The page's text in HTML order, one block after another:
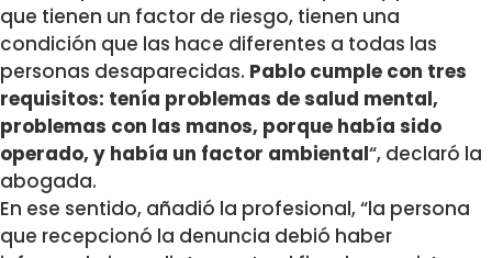
que tienen un factor de riesgo, tienen una
condición que las hace diferentes a todas las
personas desaparecidas. Pablo cumple con tres
requisitos: tenía problemas de salud mental,
problemas con las manos, porque había sido
operado, y había un factor ambiental“, declaró la
abogada.
En ese sentido, añadió la profesional, “la persona
que recepcionó la denuncia debió haber